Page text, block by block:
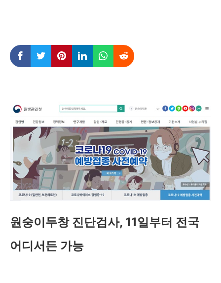
원숭이두창 진단검사, 11일부터 전국
어디서든 가능